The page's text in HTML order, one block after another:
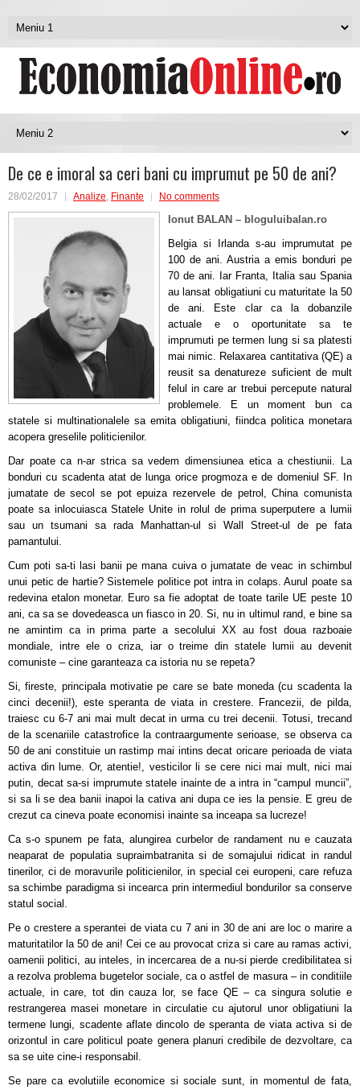
De ce e imoral sa ceri bani cu imprumut pe 50 de ani?
28/02/2017 Analize, Finante No comments
Ionut BALAN – bloguluibalan.ro
Belgia si Irlanda s-au imprumutat pe
100 de ani. Austria a emis bonduri pe
70 de ani. Iar Franta, Italia sau Spania
au lansat obligatiuni cu maturitate la 50
de ani.
Este clar ca la dobanzile
actuale e o oportunitate sa te
imprumuti pe termen lung si sa platesti
mai nimic. Relaxarea cantitativa (QE) a
reusit sa denatureze suficient de mult
felul in care ar trebui percepute natural
problemele.
E un moment bun ca
statele si multinationalele sa emita obligatiuni, fiindca politica monetara
acopera greselile politicienilor.
Dar poate ca n-ar strica sa vedem dimensiunea etica a chestiunii. La
bonduri cu scadenta atat de lunga orice progmoza e de domeniul SF. In
jumatate de secol se pot epuiza rezervele de petrol, China comunista
poate sa inlocuiasca Statele Unite in rolul de prima superputere a lumii
sau un tsumani sa rada Manhattan-ul si Wall Street-ul de pe fata
pamantului.
Cum poti sa-ti lasi banii pe mana cuiva o jumatate de veac in schimbul
unui petic de hartie? Sistemele politice pot intra in colaps. Aurul poate sa
redevina etalon monetar. Euro sa fie adoptat de toate tarile UE peste 10
ani, ca sa se dovedeasca un fiasco in 20. Si, nu in ultimul rand, e bine sa
ne amintim ca in prima parte a secolului XX au fost doua razboaie
mondiale, intre ele o criza, iar o treime din statele lumii au devenit
comuniste – cine garanteaza ca istoria nu se repeta?
Si, fireste, principala motivatie pe care se bate moneda (cu scadenta la
cinci decenii!), este speranta de viata in crestere. Francezii, de pilda,
traiesc cu 6-7 ani mai mult decat in urma cu trei decenii. Totusi, trecand
de la scenariile catastrofice la contraargumente serioase, se observa ca
50 de ani constituie un rastimp mai intins decat oricare perioada de viata
activa din lume. Or, atentie!, vesticilor li se cere nici mai mult, nici mai
putin, decat sa-si imprumute statele inainte de a intra in “campul muncii”,
si sa li se dea banii inapoi la cativa ani dupa ce ies la pensie. E greu de
crezut ca cineva poate economisi inainte sa inceapa sa lucreze!
Ca s-o spunem pe fata, alungirea curbelor de randament nu e cauzata
neaparat de populatia supraimbatranita si de somajului ridicat in randul
tinerilor, ci de moravurile politicienilor, in special cei europeni, care refuza
sa schimbe paradigma si incearca prin intermediul bondurilor sa conserve
statul social.
Pe o crestere a sperantei de viata cu 7 ani in 30 de ani are loc o marire a
maturitatilor la 50 de ani! Cei ce au provocat criza si care au ramas activi,
oamenii politici, au inteles, in incercarea de a nu-si pierde credibilitatea si
a rezolva problema bugetelor sociale, ca o astfel de masura – in conditiile
actuale, in care, tot din cauza lor, se face QE – ca singura solutie e
restrangerea masei monetare in circulatie cu ajutorul unor obligatiuni la
termene lungi, scadente aflate dincolo de speranta de viata activa si de
orizontul in care politicul poate genera planuri credibile de dezvoltare, ca
sa se uite cine-i responsabil.
Se pare ca evolutiile economice si sociale sunt, in momentul de fata,